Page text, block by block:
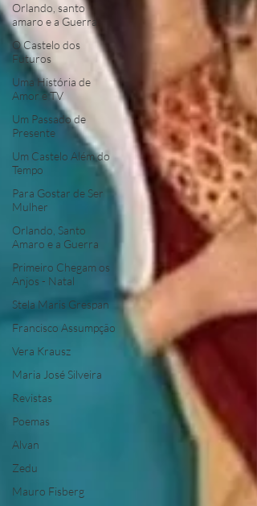
Orlando, santo
amaro e a Guerra
O Castelo dos
Futuros
Uma História de
Amor e TV
Um Passado de
Presente
Um Castelo Além do
Tempo
Para Gostar de Ser
Mulher
Orlando, Santo
Amaro e a Guerra
Primeiro Chegam os
Anjos - Natal
Stela Maris Grespan
Francisco Assumpção
Vera Krausz
Maria José Silveira
Revistas
Poemas
Alvan
Zedu
Mauro Fisberg